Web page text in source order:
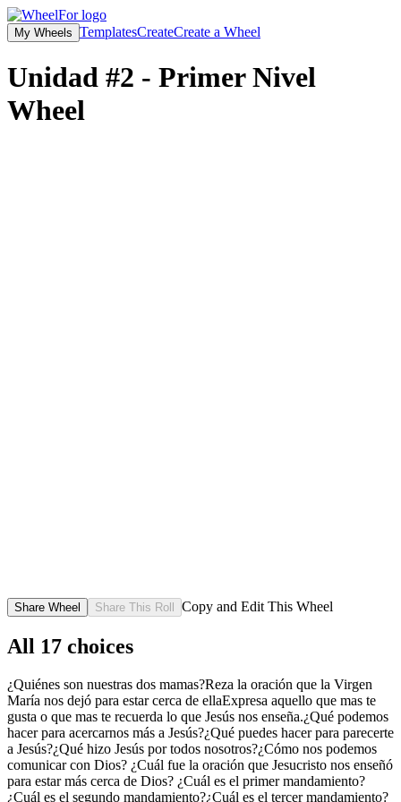
My Wheels TemplatesCreateCreate a Wheel
Unidad #2 - Primer Nivel
Wheel
Share Wheel Share This Roll Copy and Edit This Wheel
All 17 choices
¿Quiénes son nuestras dos mamas?Reza la oración que la Virgen
María nos dejó para estar cerca de ellaExpresa aquello que mas te
gusta o que mas te recuerda lo que Jesús nos enseña.¿Qué podemos
hacer para acercarnos más a Jesús?¿Qué puedes hacer para parecerte
a Jesús?¿Qué hizo Jesús por todos nosotros?¿Cómo nos podemos
comunicar con Dios? ¿Cuál fue la oración que Jesucristo nos enseñó
para estar más cerca de Dios? ¿Cuál es el primer mandamiento?
¿Cuál es el segundo mandamiento?¿Cuál es el tercer mandamiento?